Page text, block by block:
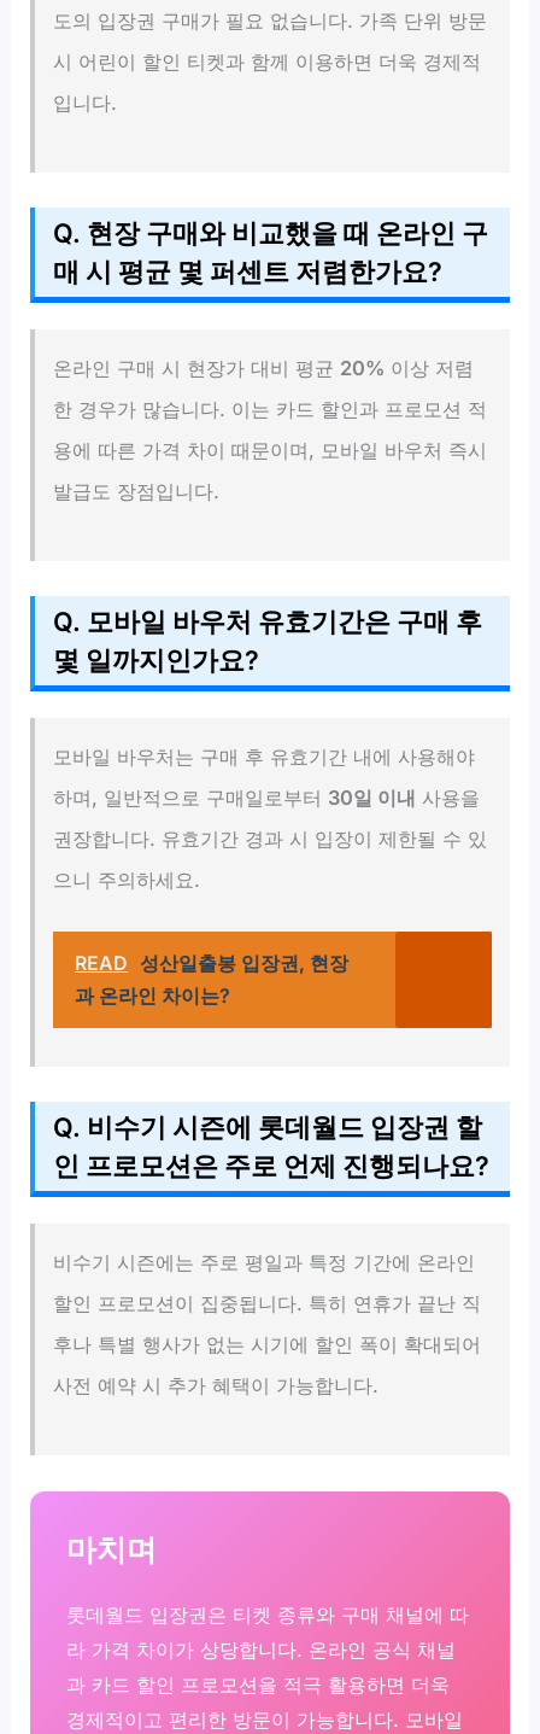
도의 입장권 구매가 필요 없습니다. 가족 단위 방문
시 어린이 할인 티켓과 함께 이용하면 더욱 경제적
입니다.
Q. 현장 구매와 비교했을 때 온라인 구
매 시 평균 몇 퍼센트 저렴한가요?
온라인 구매 시 현장가 대비 평균 20% 이상 저렴
한 경우가 많습니다. 이는 카드 할인과 프로모션 적
용에 따른 가격 차이 때문이며, 모바일 바우처 즉시
발급도 장점입니다.
Q. 모바일 바우처 유효기간은 구매 후
몇 일까지인가요?
모바일 바우처는 구매 후 유효기간 내에 사용해야
하며, 일반적으로 구매일로부터 30일 이내 사용을
권장합니다. 유효기간 경과 시 입장이 제한될 수 있
으니 주의하세요.
READ 성산일출봉 입장권, 현장
과 온라인 차이는?
Q. 비수기 시즌에 롯데월드 입장권 할
인 프로모션은 주로 언제 진행되나요?
비수기 시즌에는 주로 평일과 특정 기간에 온라인
할인 프로모션이 집중됩니다. 특히 연휴가 끝난 직
후나 특별 행사가 없는 시기에 할인 폭이 확대되어
사전 예약 시 추가 혜택이 가능합니다.
마치며
롯데월드 입장권은 티켓 종류와 구매 채널에 따
라 가격 차이가 상당합니다. 온라인 공식 채널
과 카드 할인 프로모션을 적극 활용하면 더욱
경제적이고 편리한 방문이 가능합니다. 모바일